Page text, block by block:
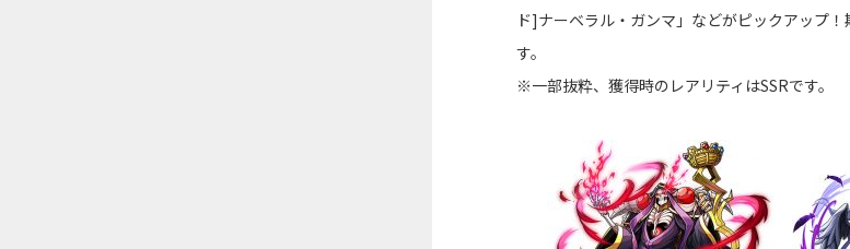
ド]ナーベラル・ガンマ」などがピックアップ
す。
※一部抜粋、獲得時のレアリティはSSRです。